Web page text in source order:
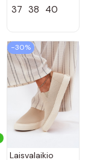
37 38 40
−30%
Laisvalaikio